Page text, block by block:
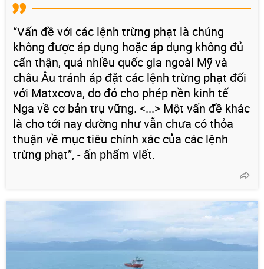
“Vấn đề với các lệnh trừng phạt là chúng
không được áp dụng hoặc áp dụng không đủ
cẩn thận, quá nhiều quốc gia ngoài Mỹ và
châu Âu tránh áp đặt các lệnh trừng phạt đối
với Matxcơva, do đó cho phép nền kinh tế
Nga về cơ bản trụ vững. <...> Một vấn đề khác
là cho tới nay dường như vẫn chưa có thỏa
thuận về mục tiêu chính xác của các lệnh
trừng phạt”, - ấn phẩm viết.